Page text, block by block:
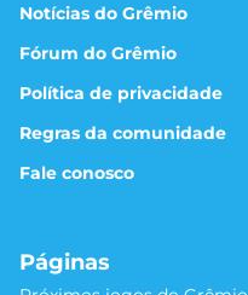
Notícias do Grêmio
Fórum do Grêmio
Política de privacidade
Regras da comunidade
Fale conosco
Páginas